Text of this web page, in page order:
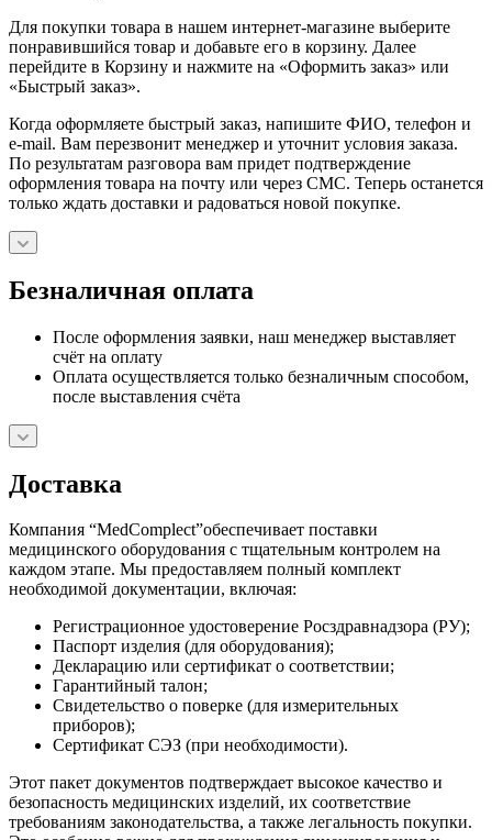
Для покупки товара в нашем интернет-магазине выберите
понравившийся товар и добавьте его в корзину. Далее
перейдите в Корзину и нажмите на «Оформить заказ» или
«Быстрый заказ».
Когда оформляете быстрый заказ, напишите ФИО, телефон и
e-mail. Вам перезвонит менеджер и уточнит условия заказа.
По результатам разговора вам придет подтверждение
оформления товара на почту или через СМС. Теперь останется
только ждать доставки и радоваться новой покупке.
Безналичная оплата
После оформления заявки, наш менеджер выставляет
счёт на оплату
Оплата осуществляется только безналичным способом,
после выставления счёта
Доставка
Компания “MedComplect”обеспечивает поставки
медицинского оборудования с тщательным контролем на
каждом этапе. Мы предоставляем полный комплект
необходимой документации, включая:
Регистрационное удостоверение Росздравнадзора (РУ);
Паспорт изделия (для оборудования);
Декларацию или сертификат о соответствии;
Гарантийный талон;
Свидетельство о поверке (для измерительных
приборов);
Сертификат СЭЗ (при необходимости).
Этот пакет документов подтверждает высокое качество и
безопасность медицинских изделий, их соответствие
требованиям законодательства, а также легальность покупки.